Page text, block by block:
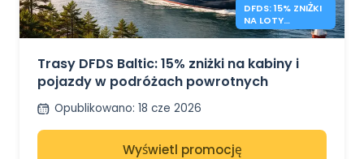
DFDS: 15% ZNIŻKI
NA LOTY
POWROTNE NA
Trasy DFDS Baltic: 15% zniżki na kabiny i
pojazdy w podróżach powrotnych
Opublikowano: 18 cze 2026
Wyświetl promocję